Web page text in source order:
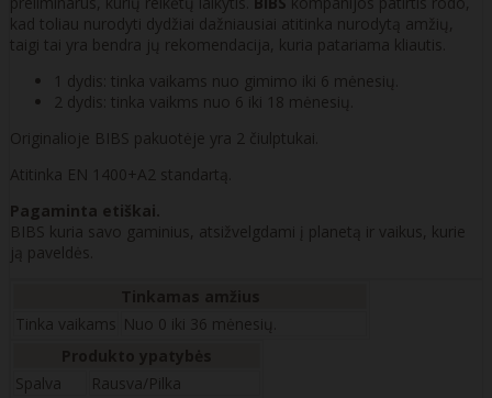
kad toliau nurodyti dydžiai dažniausiai atitinka nurodytą amžių,
taigi tai yra bendra jų rekomendacija, kuria patariama kliautis.
1 dydis: tinka vaikams nuo gimimo iki 6 mėnesių.
2 dydis: tinka vaikms nuo 6 iki 18 mėnesių.
Originalioje BIBS pakuotėje yra 2 čiulptukai.
Atitinka EN 1400+A2 standartą.
Pagaminta etiškai.
BIBS kuria savo gaminius, atsižvelgdami į planetą ir vaikus, kurie
ją paveldės.
Tinka vaikams Nuo 0 iki 36 mėnesių.
Spalva
Rausva/Pilka